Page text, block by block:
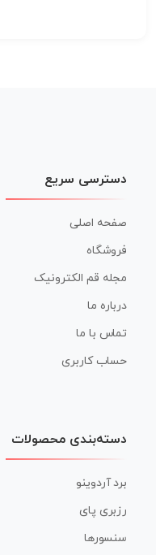
دسترسی سریع
صفحه اصلی
فروشگاه
مجله قم الکترونیک
درباره ما
تماس با ما
حساب کاربری
دسته‌بندی محصولات
برد آردوینو
رزبری پای
سنسورها